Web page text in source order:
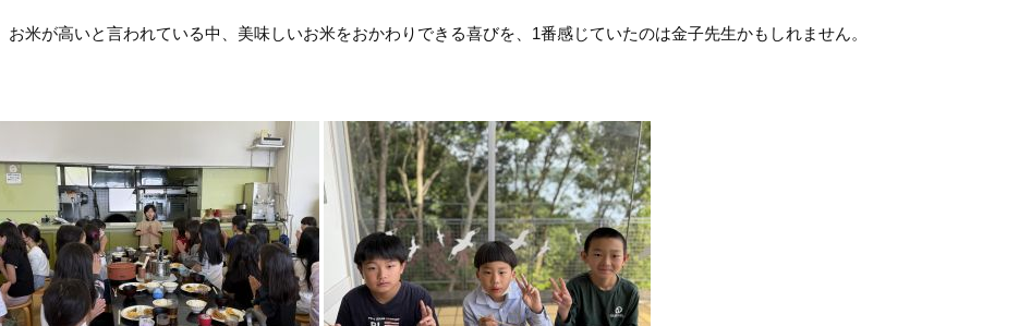
お米が高いと言われている中、美味しいお米をおかわりできる喜びを、1番感じていたのは金子先生かもしれません。